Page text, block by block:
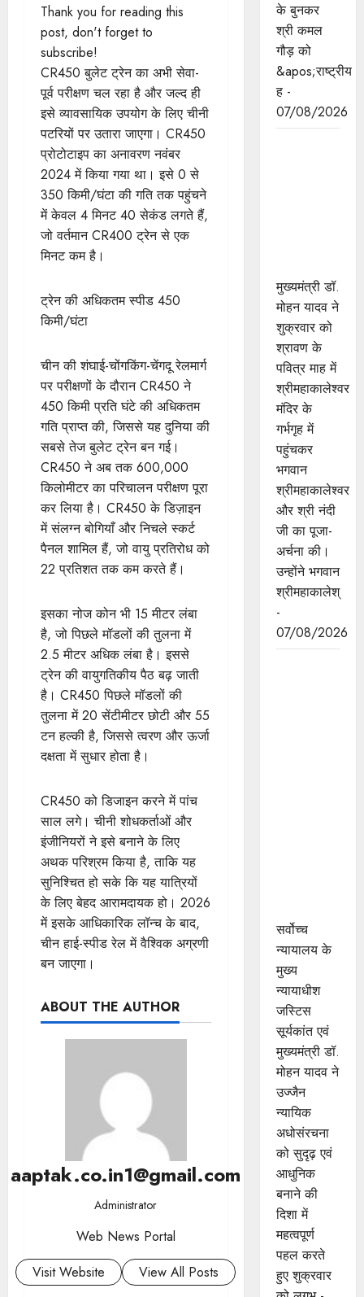
Thank you for reading this
post, don't forget to
subscribe!
CR450 बुलेट ट्रेन का अभी सेवा-
पूर्व परीक्षण चल रहा है और जल्द ही
इसे व्यावसायिक उपयोग के लिए चीनी
पटरियों पर उतारा जाएगा। CR450
प्रोटोटाइप का अनावरण नवंबर
2024 में किया गया था। इसे 0 से
350 किमी/घंटा की गति तक पहुंचने
में केवल 4 मिनट 40 सेकंड लगते हैं,
जो वर्तमान CR400 ट्रेन से एक
मिनट कम है।
ट्रेन की अधिकतम स्पीड 450
किमी/घंटा
चीन की शंघाई-चोंगकिंग-चेंगदू रेलमार्ग
पर परीक्षणों के दौरान CR450 ने
450 किमी प्रति घंटे की अधिकतम
गति प्राप्त की, जिससे यह दुनिया की
सबसे तेज बुलेट ट्रेन बन गई।
CR450 ने अब तक 600,000
किलोमीटर का परिचालन परीक्षण पूरा
कर लिया है। CR450 के डिज़ाइन
में संलग्न बोगियाँ और निचले स्कर्ट
पैनल शामिल हैं, जो वायु प्रतिरोध को
22 प्रतिशत तक कम करते हैं।
इसका नोज कोन भी 15 मीटर लंबा
है, जो पिछले मॉडलों की तुलना में
2.5 मीटर अधिक लंबा है। इससे
ट्रेन की वायुगतिकीय पैठ बढ़ जाती
है। CR450 पिछले मॉडलों की
तुलना में 20 सेंटीमीटर छोटी और 55
टन हल्की है, जिससे त्वरण और ऊर्जा
दक्षता में सुधार होता है।
CR450 को डिजाइन करने में पांच
साल लगे। चीनी शोधकर्ताओं और
इंजीनियरों ने इसे बनाने के लिए
अथक परिश्रम किया है, ताकि यह
सुनिश्चित हो सके कि यह यात्रियों
के लिए बेहद आरामदायक हो। 2026
में इसके आधिकारिक लॉन्च के बाद,
चीन हाई-स्पीड रेल में वैश्विक अग्रणी
बन जाएगा।
ABOUT THE AUTHOR
aaptak.co.in1@gmail.com
Administrator
Web News Portal
Visit Website
View All Posts
के बुनकर
श्री कमल
गौड़ को
&apos;राष्ट्रीय
ह -
07/08/2026
मुख्यमंत्री डॉ.
मोहन यादव ने
शुक्रवार को
श्रावण के
पवित्र माह में
श्रीमहाकालेश्‍वर
मंदिर के
गर्भगृह में
पहुंचकर
भगवान
श्रीमहाकालेश्‍वर
और श्री नंदी
जी का पूजा-
अर्चना की।
उन्‍होंने भगवान
श्रीमहाकालेश्
-
07/08/2026
सर्वोच्च
न्यायालय के
मुख्‍य
न्‍यायाधीश
जस्टिस
सूर्यकांत एवं
मुख्यमंत्री डॉ.
मोहन यादव ने
उज्जैन
न्यायिक
अधोसंरचना
को सुदृढ़ एवं
आधुनिक
बनाने की
दिशा में
महत्वपूर्ण
पहल करते
हुए शुक्रवार